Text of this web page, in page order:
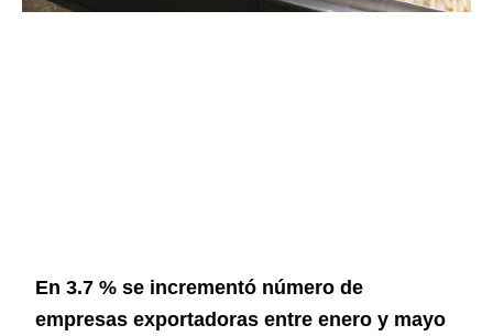
En 3.7 % se incrementó número de
empresas exportadoras entre enero y mayo